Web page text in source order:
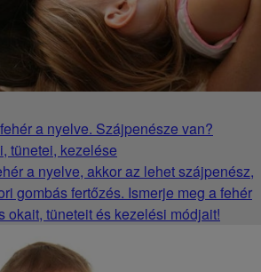
a nyelve. Szájpenésze van?
tünetei, kezelése
a nyelve, akkor az lehet szájpenész,
gombás fertőzés. Ismerje meg a fehér
okait, tüneteit és kezelési módjait!